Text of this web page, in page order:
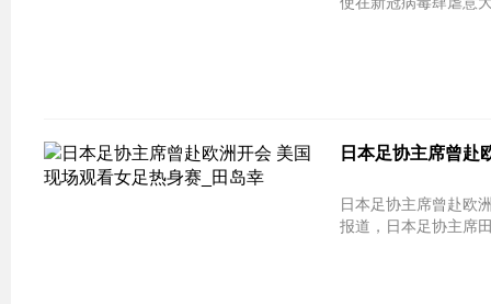
日本足协主席曾赴
日本足协主席曾赴欧洲开会 美国
报道，日本足协主席